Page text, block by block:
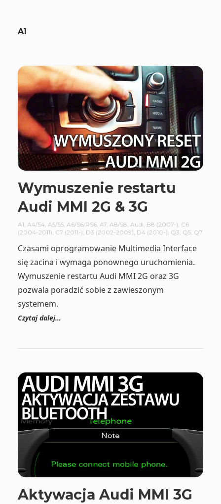
A1
Wymuszenie restartu
Audi MMI 2G & 3G
A1 A4/S4, A5/S5, A6/S6/RS6, A7, A8/S8 Audi B8 (2007-) C6
(2004-2011) C7 (2011-) D3 (2002-2009) D4 (2010-) Q3 Q5, Q7
Czasami oprogramowanie Multimedia Interface
się zacina i wymaga ponownego uruchomienia.
Wymuszenie restartu Audi MMI 2G oraz 3G
pozwala poradzić sobie z zawieszonym
systemem.
Czytaj dalej…
Aktywacja Audi MMI 3G